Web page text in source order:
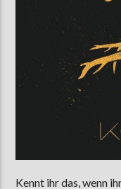
Kennt ihr das, wenn